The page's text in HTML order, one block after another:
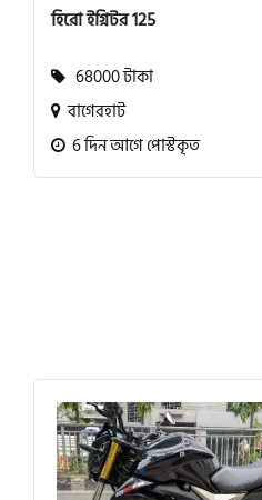
হিরো ইগ্নিটর 125
68000 টাকা
বাগেরহাট
6 দিন আগে পোস্টকৃত